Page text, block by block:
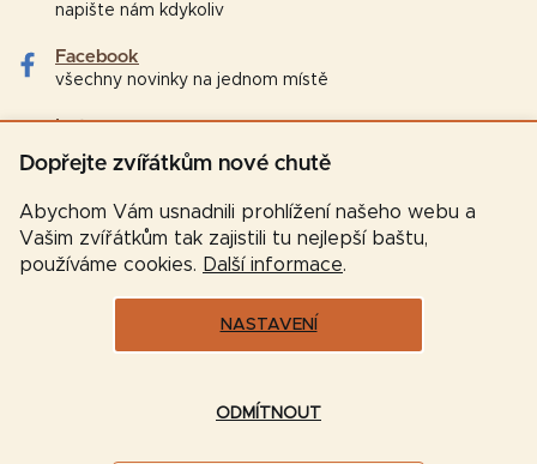
Dopřejte zvířátkům nové chutě
Abychom Vám usnadnili prohlížení našeho webu a
Vašim zvířátkům tak zajistili tu nejlepší baštu,
používáme cookies. Další informace.
NASTAVENÍ
ODMÍTNOUT
napište nám kdykoliv
Facebook
všechny novinky na jednom místě
Instagram
tipy a zajímavosti pro chovatele
Vytvořil Shoptet